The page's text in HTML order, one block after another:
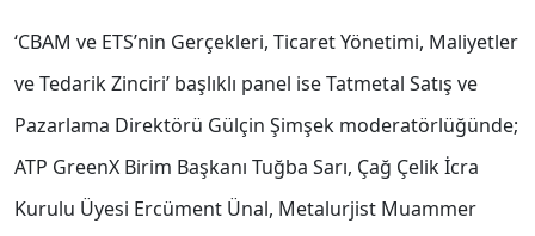
‘CBAM ve ETS’nin Gerçekleri, Ticaret Yönetimi, Maliyetler
ve Tedarik Zinciri’ başlıklı panel ise Tatmetal Satış ve
Pazarlama Direktörü Gülçin Şimşek moderatörlüğünde;
ATP GreenX Birim Başkanı Tuğba Sarı, Çağ Çelik İcra
Kurulu Üyesi Ercüment Ünal, Metalurjist Muammer